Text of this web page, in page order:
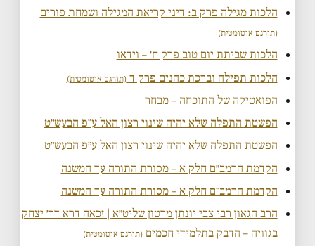
הלכות מגילה פרק ב: דיני קריאת המגילה ושמחת פורים
(תורגם אוטומטית)
הלכות שביתת יום טוב פרק ח׳ – וידאו
הלכות תפילה וברכת כהנים פרק ד(תורגם אוטומטית)
הפואטיקה של התוכחה – מבחר
הפשטת התפלה שלא יהיה שינוי רצון האל ע״פ הבעש״ט
הפשטת התפלה שלא יהיה שינוי רצון האל ע״פ הבעש״ט
הקדמת הרמב״ם חלק א – מסורת התורה עד המשנה
הקדמת הרמב״ם חלק א – מסורת התורה עד המשנה
הרב הגאון רבי צבי יונתן מרטון שליט״א | זכאה דרא דר׳ יצחק
בגוויה – הדבק בתלמידי חכמים(תורגם אוטומטית)